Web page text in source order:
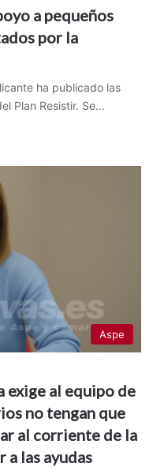
a pequeños
por la
ha publicado las
Plan Resistir. Se…
Aspe
exige al equipo de
no tengan que
al corriente de la
a las ayudas